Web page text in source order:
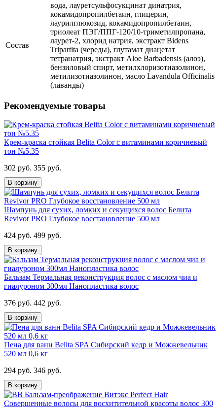
Состав
вода, лауретсульфосукцинат динатрия,
кокамидопропилбетаин, глицерин,
лаурилглюкозид, кокамидопропилбетаин,
триолеат ПЭГ/ППГ-120/10-триметилпропана,
лаурет-2, хлорид натрия, экстракт Bidens
Tripartita (череды), глутамат диацетат
тетранатрия, экстракт Aloe Barbadensis (алоэ),
бензиловый спирт, метилхлоризотиазолинон,
метилизотиазолинон, масло Lavandula Officinalis
(лаванды)
Рекомендуемые товары
Крем-краска стойкая Belita Сolor с витаминами коричневый
тон №5.35
302 руб. 355 руб.
В корзину
Шампунь для сухих, ломких и секущихся волос Белита
Revivor PRO Глубокое восстановление 500 мл
424 руб. 499 руб.
В корзину
Бальзам Термальная реконструкция волос с маслом чиа и
гиалуроном 300мл Нанопластика волос
376 руб. 442 руб.
В корзину
Пена для ванн Belita SPA Сибирский кедр и Можжевельник
520 мл 0,6 кг
294 руб. 346 руб.
В корзину